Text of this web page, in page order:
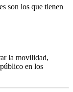
son los que tienen
la movilidad,
en los